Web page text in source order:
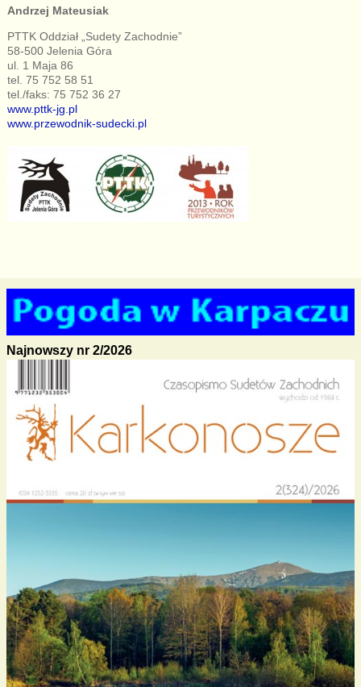
Andrzej Mateusiak
PTTK Oddział „Sudety Zachodnie”
58-500 Jelenia Góra
ul. 1 Maja 86
tel. 75 752 58 51
tel./faks: 75 752 36 27
www.pttk-jg.pl
www.przewodnik-sudecki.pl
Najnowszy nr 2/2026